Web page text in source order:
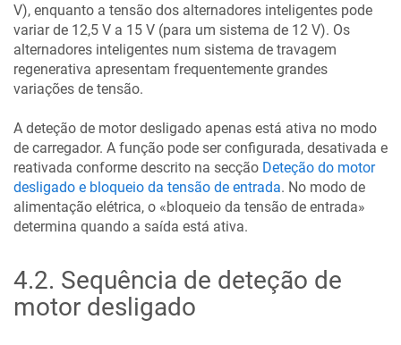
V), enquanto a tensão dos alternadores inteligentes pode
variar de 12,5 V a 15 V (para um sistema de 12 V). Os
alternadores inteligentes num sistema de travagem
regenerativa apresentam frequentemente grandes
variações de tensão.
A deteção de motor desligado apenas está ativa no modo
de carregador. A função pode ser configurada, desativada e
reativada conforme descrito na secção Deteção do motor
desligado e bloqueio da tensão de entrada. No modo de
alimentação elétrica, o «bloqueio da tensão de entrada»
determina quando a saída está ativa.
4.2. Sequência de deteção de
motor desligado